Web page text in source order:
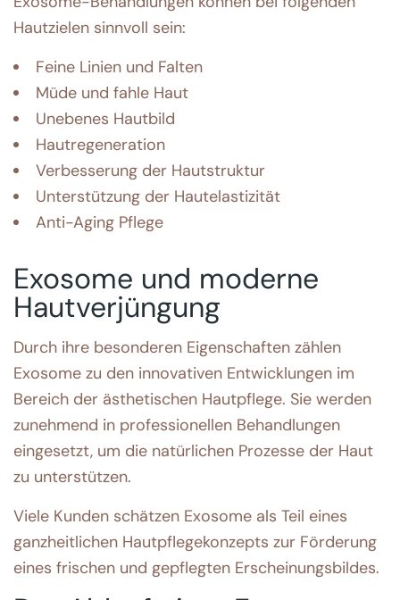
Hautzielen sinnvoll sein:
Feine Linien und Falten
Müde und fahle Haut
Unebenes Hautbild
Hautregeneration
Verbesserung der Hautstruktur
Unterstützung der Hautelastizität
Anti-Aging Pflege
Exosome und moderne
Hautverjüngung
Durch ihre besonderen Eigenschaften zählen
Exosome zu den innovativen Entwicklungen im
Bereich der ästhetischen Hautpflege. Sie werden
zunehmend in professionellen Behandlungen
eingesetzt, um die natürlichen Prozesse der Haut
zu unterstützen.
Viele Kunden schätzen Exosome als Teil eines
ganzheitlichen Hautpflegekonzepts zur Förderung
eines frischen und gepflegten Erscheinungsbildes.